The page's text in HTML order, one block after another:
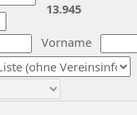
Vorname
13.945